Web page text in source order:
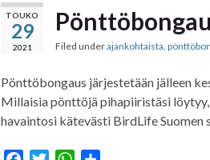
b
o
o
s
A
p
e
TOUKO
29
2021 Filed underajankohtaista,
Pönttöbongaus järjestetään jälleen
Millaisia pönttöjä pihapiiristäsi löytyy,
havaintosi kätevästi BirdLife